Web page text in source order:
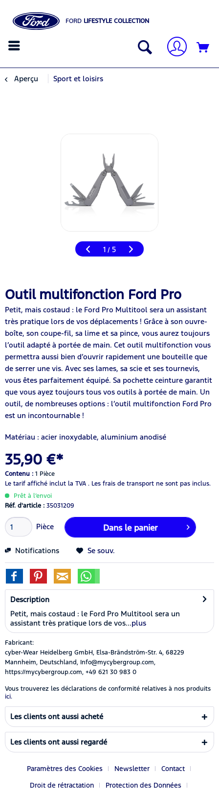
FORD LIFESTYLE COLLECTION
Aperçu Sport et loisirs
1 / 5
Outil multifonction Ford Pro
Petit, mais costaud : le Ford Pro Multitool sera un assistant
très pratique lors de vos déplacements ! Grâce à son ouvre-
boîte, son coupe-fil, sa lime et sa pince, vous aurez toujours
l’outil adapté à portée de main. Cet outil multifonction vous
permettra aussi bien d’ouvrir rapidement une bouteille que
de serrer une vis. Avec ses lames, sa scie et ses tournevis,
vous êtes parfaitement équipé. Sa pochette ceinture garantit
que vous ayez toujours tous vos outils à portée de main. Un
outil, de nombreuses options : l’outil multifonction Ford Pro
est un incontournable !
Matériau : acier inoxydable, aluminium anodisé
35,90 €*
Contenu : 1 Pièce
Le tarif affiché inclut la TVA . Les frais de transport ne sont pas inclus.
Prêt à l’envoi
Réf. d'article : 35031209
Pièce Dans le panier
Notifications Se souv.
Description
Petit, mais costaud : le Ford Pro Multitool sera un
assistant très pratique lors de vos...plus
Fabricant:
cyber-Wear Heidelberg GmbH, Elsa-Brändström-Str. 4, 68229
Mannheim, Deutschland, Info@mycybergroup.com,
https://mycybergroup.com, +49 621 30 983 0
Vous trouverez les déclarations de conformité relatives à nos produits
ici.
Les clients ont aussi acheté
Les clients ont aussi regardé
Paramètres des Cookies Newsletter
Contact
Droit de rétractation
Protection des Données